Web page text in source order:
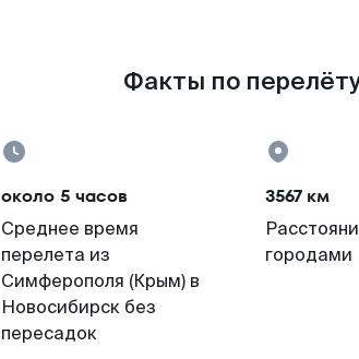
Факты по
около 5 часов
Среднее время
перелета из
Симферополя (Крым) в
Новосибирск без
пересадок
3567 км
городами